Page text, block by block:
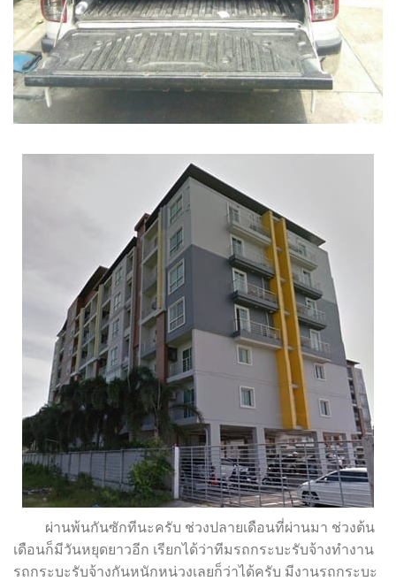
ผ่านพ้นกันซักทีนะครับ ช่วงปลายเดือนที่ผ่านมา ช่วงต้น
เดือนก็มีวันหยุดยาวอีก เรียกได้ว่าทีมรถกระบะรับจ้างทำงาน
รถกระบะรับจ้างกันหนักหน่วงเลยก็ว่าได้ครับ มีงานรถกระบะ